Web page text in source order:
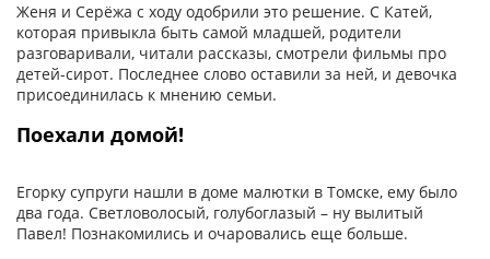
Женя и Серёжа с ходу одобрили это решение. С Катей,
которая привыкла быть самой младшей, родители
разговаривали, читали рассказы, смотрели фильмы про
детей-­сирот. Последнее слово оставили за ней, и девочка
присоединилась к мнению семьи.
Поехали домой!
Егорку супруги нашли в доме малютки в Томске, ему было
два года. Светловолосый, голубоглазый – ну вылитый
Павел! Познакомились и очаровались еще больше.